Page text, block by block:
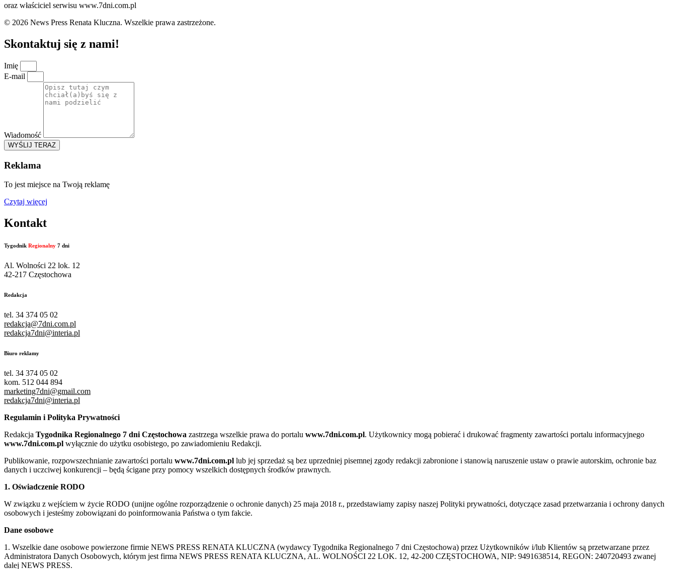
oraz właściciel serwisu www.7dni.com.pl
© 2026 News Press Renata Kluczna. Wszelkie prawa zastrzeżone.
Skontaktuj się z nami!
Imię
E-mail
Wiadomość
WYŚLIJ TERAZ
Reklama
To jest miejsce na Twoją reklamę
Czytaj więcej
Kontakt
Tygodnik Regionalny 7 dni
Al. Wolności 22 lok. 12
42-217 Częstochowa
Redakcja
tel. 34 374 05 02
redakcja@7dni.com.pl
redakcja7dni@interia.pl
Biuro reklamy
tel. 34 374 05 02
kom. 512 044 894
marketing7dni@gmail.com
redakcja7dni@interia.pl
Regulamin i Polityka Prywatności
Redakcja Tygodnika Regionalnego 7 dni Częstochowa zastrzega wszelkie prawa do portalu www.7dni.com.pl. Użytkownicy mogą pobierać i drukować fragmenty zawartości portalu informacyjnego
www.7dni.com.pl wyłącznie do użytku osobistego, po zawiadomieniu Redakcji.
Publikowanie, rozpowszechnianie zawartości portalu www.7dni.com.pl lub jej sprzedaż są bez uprzedniej pisemnej zgody redakcji zabronione i stanowią naruszenie ustaw o prawie autorskim, ochronie baz
danych i uczciwej konkurencji – będą ścigane przy pomocy wszelkich dostępnych środków prawnych.
1. Oświadczenie RODO
W związku z wejściem w życie RODO (unijne ogólne rozporządzenie o ochronie danych) 25 maja 2018 r., przedstawiamy zapisy naszej Polityki prywatności, dotyczące zasad przetwarzania i ochrony danych
osobowych i jesteśmy zobowiązani do poinformowania Państwa o tym fakcie.
Dane osobowe
1. Wszelkie dane osobowe powierzone firmie NEWS PRESS RENATA KLUCZNA (wydawcy Tygodnika Regionalnego 7 dni Częstochowa) przez Użytkowników i/lub Klientów są przetwarzane przez
Administratora Danych Osobowych, którym jest firma NEWS PRESS RENATA KLUCZNA, AL. WOLNOŚCI 22 LOK. 12, 42-200 CZĘSTOCHOWA, NIP: 9491638514, REGON: 240720493 zwanej
dalej NEWS PRESS.